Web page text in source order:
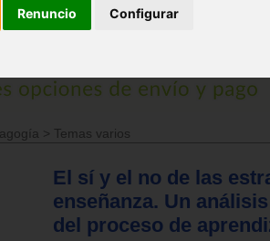
Renuncio Configurar
> Temas varios
El sí y el no de las
enseñanza. Un
del proceso de